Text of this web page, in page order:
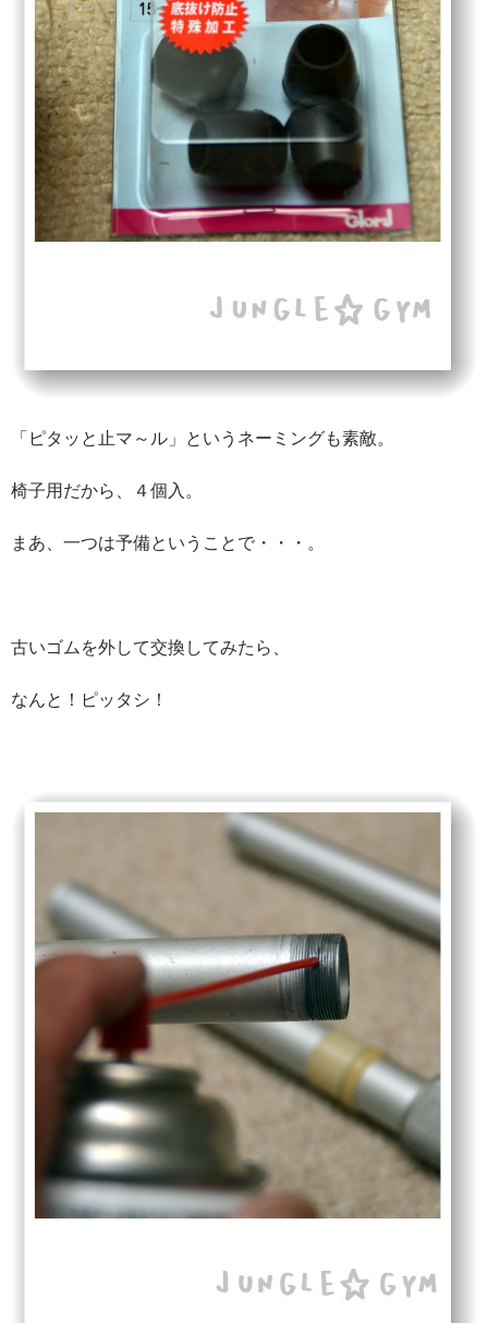
「ピタッと止マ～ル」というネーミングも素敵。
椅子用だから、４個入。
まあ、一つは予備ということで・・・。
古いゴムを外して交換してみたら、
なんと！ピッタシ！